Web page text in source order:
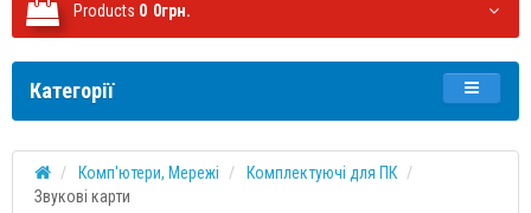
Products 0 0грн.
Категорії
Комп'ютери, Мережі
Комплектуючі для ПК
Звукові карти